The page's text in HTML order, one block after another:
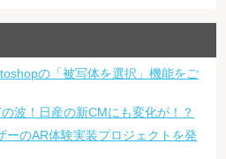
の「被写体を選択」機能をご
波！日産の新CMにも変化が！？
ーのAR体験実装プロジェクトを発